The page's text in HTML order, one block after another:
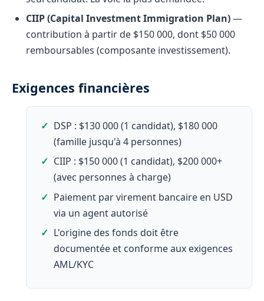
CIIP (Capital Investment Immigration Plan)—
contribution à partir de $150 000, dont $50 000
remboursables (composante investissement).
Exigences financières
DSP : $130 000 (1 candidat), $180 000
(famille jusqu'à 4 personnes)
CIIP : $150 000 (1 candidat), $200 000+
(avec personnes à charge)
Paiement par virement bancaire en USD
via un agent autorisé
L'origine des fonds doit être
documentée et conforme aux exigences
AML/KYC